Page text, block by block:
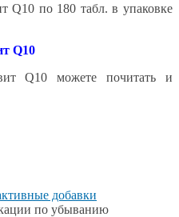
Q10 по 180 табл. в упаковке
Q10
Q10 можете почитать и
добавки
по убыванию